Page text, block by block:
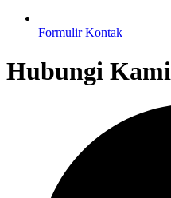
Formulir Kontak
Hubungi Kami